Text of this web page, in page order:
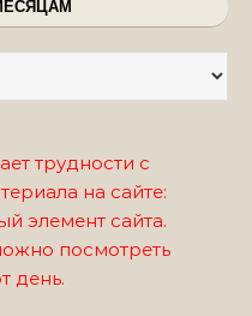
трудности с
на сайте:
элемент сайта.
посмотреть
день.